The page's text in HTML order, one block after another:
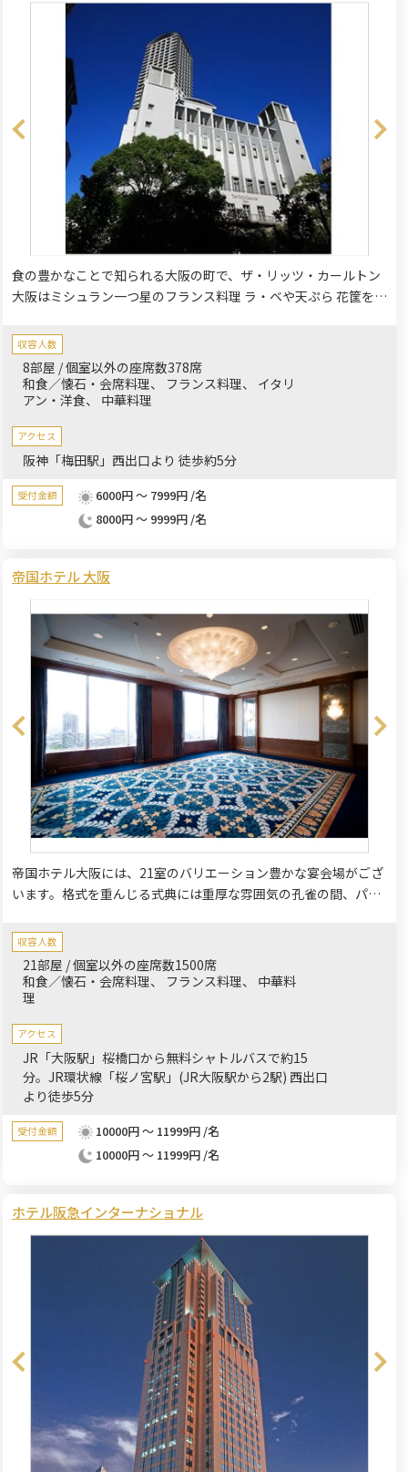
食の豊かなことで知られる大阪の町で、ザ・リッツ・カールトン
大阪はミシュラン一つ星のフランス料理 ラ・ベや天ぷら 花筐を含
料理をお愉しみいただける花筐、上品な広東料理をご提供する香
桃、豊富なドリンクメニューを誇るラウンジやバーなど、6つの
レストラン＆バーでお待ちしております。大小様様々なサイズの
宴会場でのパーティーは多彩な用途にてご利用いただく事ができ
ます。
収容人数
8部屋 / 個室以外の座席数378席
和食／懐石・会席料理
フランス料理
イタリ
アン・洋食
中華料理
アクセス
阪神「梅田駅」西出口より 徒歩約5分
受付金額
6000円 ～ 7999円 /名
8000円 ～ 9999円 /名
帝国ホテル 大阪
帝国ホテル大阪には、21室のバリエーション豊かな宴会場がござ
います。格式を重んじる式典には重厚な雰囲気の孔雀の間、パー
ケットはいかがでしょうか。
収容人数
21部屋 / 個室以外の座席数1500席
和食／懐石・会席料理
フランス料理
中華料
理
アクセス
JR「大阪駅」桜橋口から無料シャトルバスで約15
分。JR環状線「桜ノ宮駅」(JR大阪駅から2駅) 西出口
より徒歩5分
受付金額
10000円 ～ 11999円 /名
10000円 ～ 11999円 /名
ホテル阪急インターナショナル